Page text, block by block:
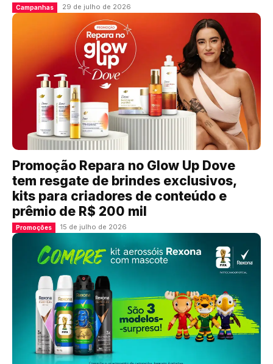
Campanhas 29 de julho de 2026
Promoção Repara no Glow Up Dove
tem resgate de brindes exclusivos,
kits para criadores de conteúdo e
prêmio de R$ 200 mil
Promoções 15 de julho de 2026